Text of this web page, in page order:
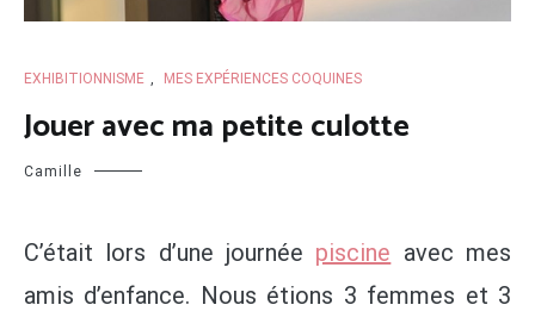
EXHIBITIONNISME MES EXPÉRIENCES COQUINES
Jouer avec ma petite culotte
Camille
C’était lors d’une journée piscine avec mes
amis d’enfance. Nous étions 3 femmes et 3